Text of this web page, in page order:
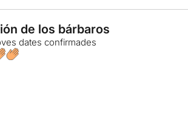
de los bárbaros
dates confirmades